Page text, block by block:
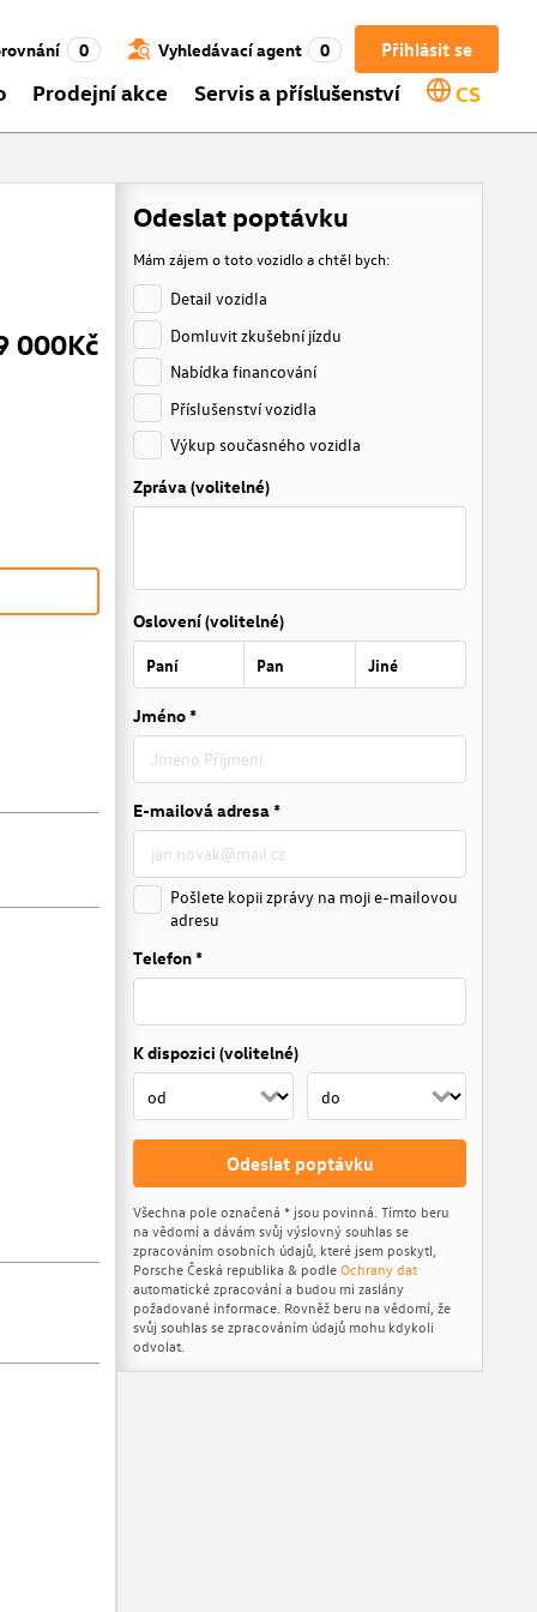
Přihlásit se
0 Vyhledávací agent 0
Prodejní akce Servis a příslušenství CS
000Kč
Odeslat poptávku
Mám zájem o toto vozidlo a chtěl bych:
Detail vozidla
Domluvit zkušební jízdu
Nabídka financování
Příslušenství vozidla
Výkup současného vozidla
Zpráva (volitelné)
Oslovení (volitelné)
Paní Pan Jiné
Jméno *
E-mailová adresa *
Pošlete kopii zprávy na moji e-mailovou
adresu
Telefon *
K dispozici (volitelné)
Odeslat poptávku
Všechna pole označená * jsou povinná. Tímto beru
na vědomí a dávám svůj výslovný souhlas se
zpracováním osobních údajů, které jsem poskytl,
Porsche Česká republika & podleOchrany dat
automatické zpracování a budou mi zaslány
požadované informace. Rovněž beru na vědomí, že
svůj souhlas se zpracováním údajů mohu kdykoli
odvolat.